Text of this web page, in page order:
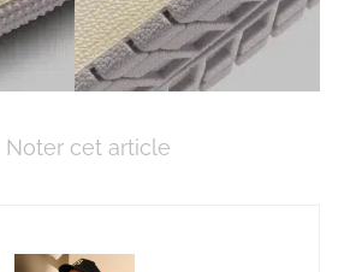
Noter cet article